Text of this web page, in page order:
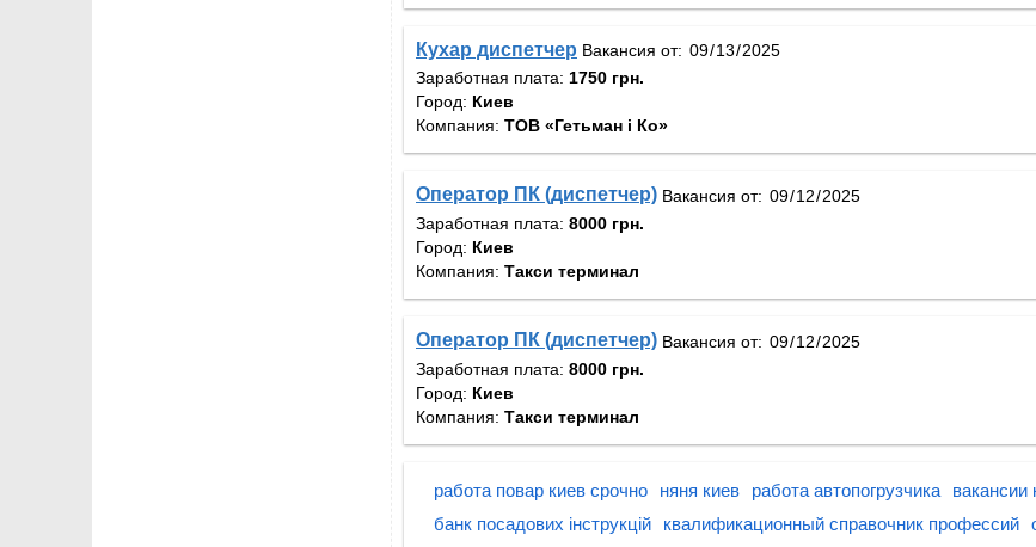
Кухар диспетчер Вакансия от:
Заработная плата: 1750 грн.
Город: Киев
Компания: ТОВ «Гетьман і Ко»
Оператор ПК (диспетчер) Вакансия от:
Заработная плата: 8000 грн.
Город: Киев
Компания: Такси терминал
Оператор ПК (диспетчер) Вакансия от:
Заработная плата: 8000 грн.
Город: Киев
Компания: Такси терминал
работа повар киев срочно няня киев работа автопогрузчика вакансии
банк посадових інструкцій
квалификационный справочник профессий